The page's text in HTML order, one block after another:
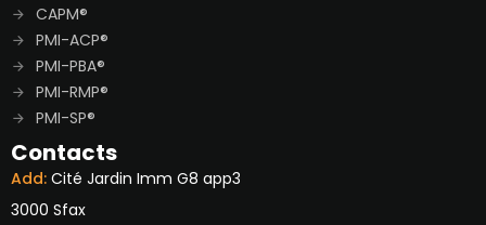
CAPM®
PMI-ACP®
PMI-PBA®
PMI-RMP®
PMI-SP®
Contacts
Add: Cité Jardin Imm G8 app3
3000 Sfax